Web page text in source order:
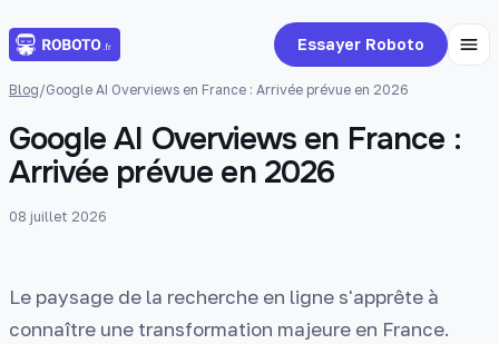
Essayer Roboto
Blog/Google AI Overviews en France : Arrivée prévue en 2026
Google AI Overviews en France :
Arrivée prévue en 2026
08 juillet 2026
Le paysage de la recherche en ligne s'apprête à
connaître une transformation majeure en France.